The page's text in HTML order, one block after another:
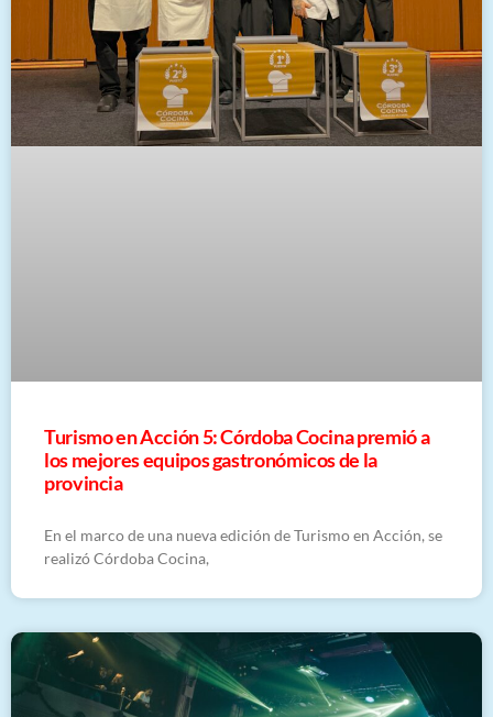
Turismo en Acción 5: Córdoba Cocina premió a
los mejores equipos gastronómicos de la
provincia
En el marco de una nueva edición de Turismo en Acción, se
realizó Córdoba Cocina,